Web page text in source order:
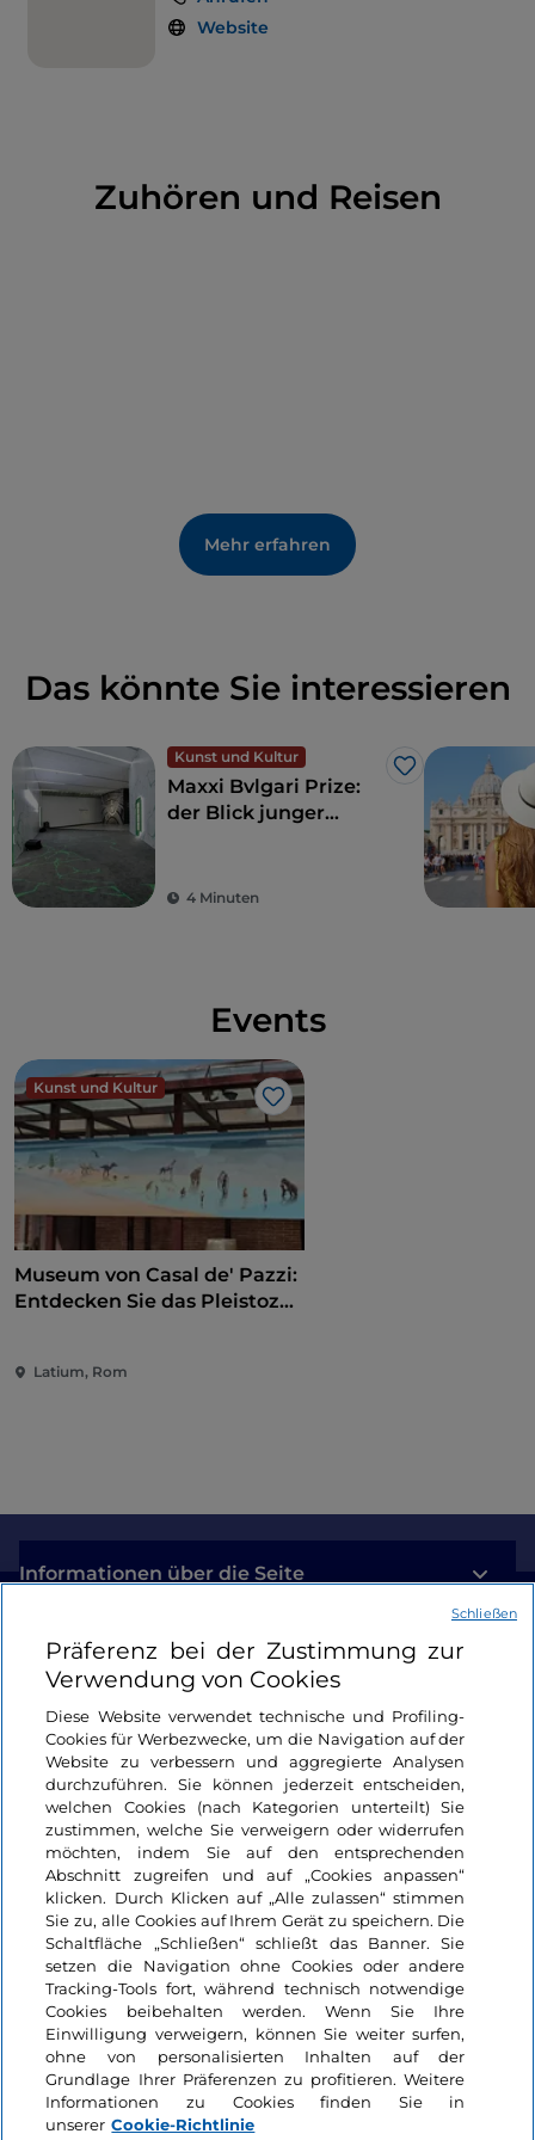
Website
Zuhören und Reisen
Mehr erfahren
Das könnte Sie interessieren
Kunst und Kultur
Like
Maxxi Bvlgari Prize:
der Blick junger
zeitgenössischen
4 Minuten
Events
Kunst und Kultur
Like
Museum von Casal de' Pazzi:
Entdecken Sie das Pleistozän
Latium, Rom
Informationen über die Seite
Nützliche Links
Login
Bleiben wir in Kontakt
Präferenz bei der Zustimmung zur
Verwendung von Cookies
Diese Website verwendet technische und Profiling-
Cookies für Werbezwecke, um die Navigation auf der
Website zu verbessern und aggregierte Analysen
durchzuführen. Sie können jederzeit entscheiden,
welchen Cookies (nach Kategorien unterteilt) Sie
zustimmen, welche Sie verweigern oder widerrufen
möchten, indem Sie auf den entsprechenden
Abschnitt zugreifen und auf „Cookies anpassen“
klicken. Durch Klicken auf „Alle zulassen“ stimmen
Sie zu, alle Cookies auf Ihrem Gerät zu speichern. Die
Schaltfläche „Schließen“ schließt das Banner. Sie
setzen die Navigation ohne Cookies oder andere
Tracking-Tools fort, während technisch notwendige
Cookies beibehalten werden. Wenn Sie Ihre
Einwilligung verweigern, können Sie weiter surfen,
ohne von personalisierten Inhalten auf der
Grundlage Ihrer Präferenzen zu profitieren. Weitere
Informationen zu Cookies finden Sie in
unserer Cookie-Richtlinie
Schließen